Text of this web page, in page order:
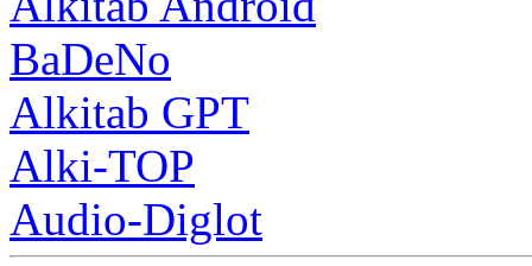
BaDeNo
Alkitab GPT
Alki-TOP
Audio-Diglot